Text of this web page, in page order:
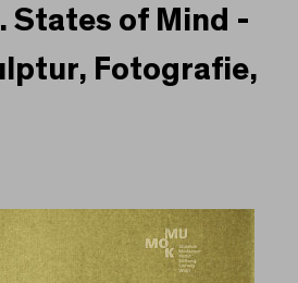
States of Mind -
Fotografie,